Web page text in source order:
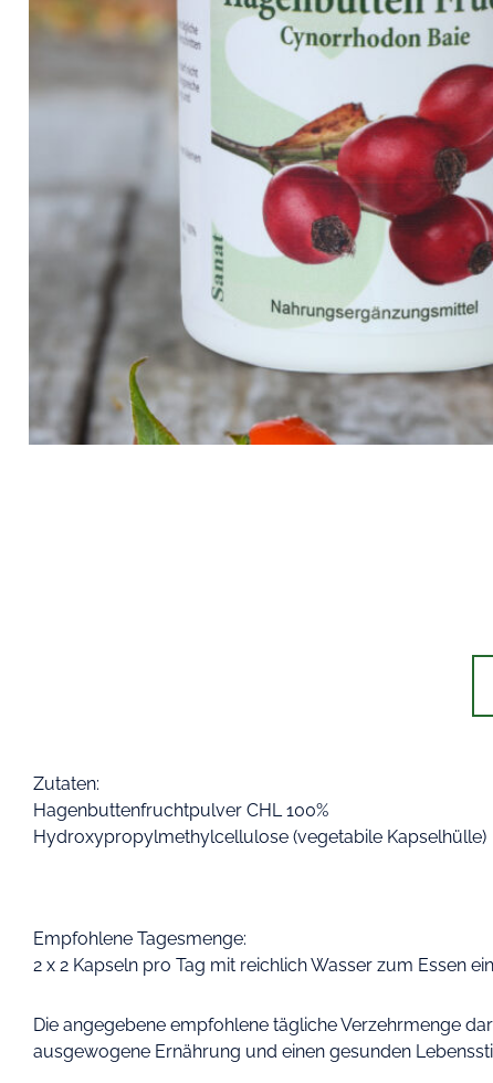
Zutaten:
Hagenbuttenfruchtpulver CHL 100%
Hydroxypropylmethylcellulose (vegetabile Kapselhülle)
Empfohlene Tagesmenge:
2 x 2 Kapseln pro Tag mit reichlich Wasser zum Essen
Die angegebene empfohlene tägliche Verzehrmenge
ausgewogene Ernährung und einen gesunden